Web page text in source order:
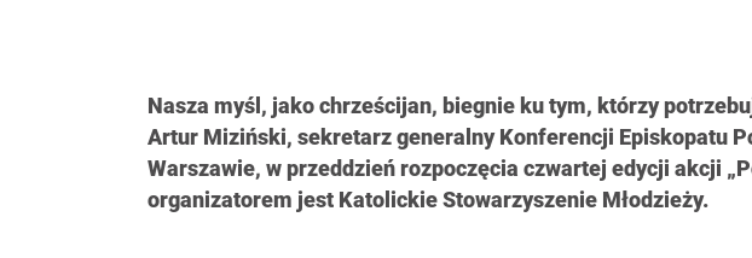
Nasza myśl, jako chrześcijan, biegnie ku tym, którzy
Artur Miziński, sekretarz generalny Konferencji Episkopatu
Warszawie, w przeddzień rozpoczęcia czwartej edycji akcji
organizatorem jest Katolickie Stowarzyszenie Młodzieży.